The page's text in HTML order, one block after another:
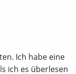
Ich habe eine
ich es überlesen